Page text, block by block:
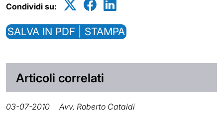
Condividi su:
SALVA IN PDF | STAMPA
Articoli correlati
03-07-2010 Avv. Roberto Cataldi